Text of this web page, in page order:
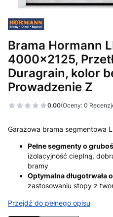
Brama Hormann
4000x2125,
Duragrain, kolor
Prowadzenie Z
0.00(Oceny: 0
Garażowa brama segmentowa
Pełne segmenty o
izolacyjność cieplną,
bramy
Optymalna długotrwała
zastosowaniu stopy z
Przejdź do pełnego opisu